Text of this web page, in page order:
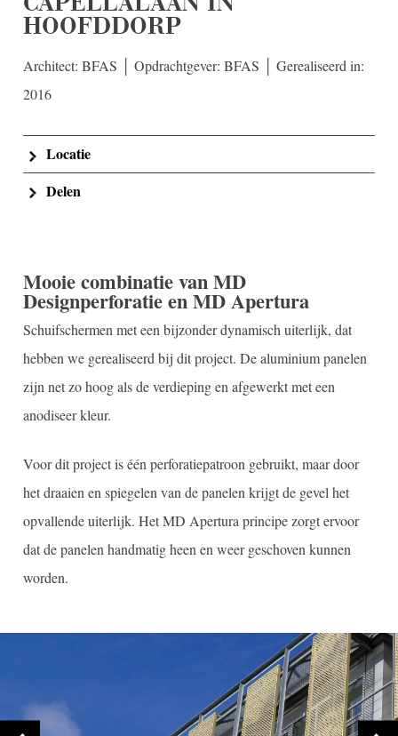
HOOFDDORP
Architect: BFAS │ Opdrachtgever: BFAS │ Gerealiseerd in:
2016
Locatie
Delen
Mooie combinatie van MD
Designperforatie en MD Apertura
Schuifschermen met een bijzonder dynamisch uiterlijk, dat
hebben we gerealiseerd bij dit project. De aluminium panelen
zijn net zo hoog als de verdieping en afgewerkt met een
anodiseer kleur.
Voor dit project is één perforatiepatroon gebruikt, maar door
het draaien en spiegelen van de panelen krijgt de gevel het
opvallende uiterlijk. Het MD Apertura principe zorgt ervoor
dat de panelen handmatig heen en weer geschoven kunnen
worden.